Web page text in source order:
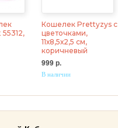
Кошелек Prettyzys с
цветочками,
11х8,5х2,5 см,
коричневый
999 р.
В наличии